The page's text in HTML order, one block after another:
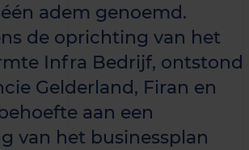
adem genoemd.
de oprichting van het
Infra Bedrijf, ontstond
Gelderland, Firan en
aan een
van het businessplan